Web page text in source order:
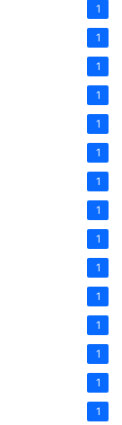
1
1
1
1
1
1
1
1
1
1
1
1
1
1
1